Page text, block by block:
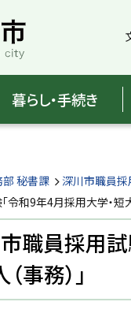
暮らし・手続き
秘書課
深川市職員採
和9年4月採用大学・短大
職員採用
事務）」